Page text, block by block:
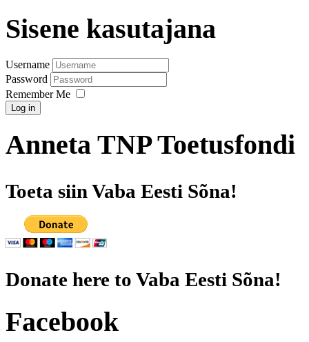
Sisene kasutajana
Username
Password
Remember Me
Log in
Anneta TNP Toetusfondi
Toeta siin Vaba Eesti Sõna!
Donate here to Vaba Eesti Sõna!
Facebook